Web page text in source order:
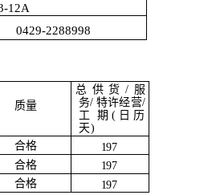
12A
0429-2288998
质量
总供货 /服
务/ 特许经营/
工
期 (日历
天)
合格
197
合格
197
合格 197